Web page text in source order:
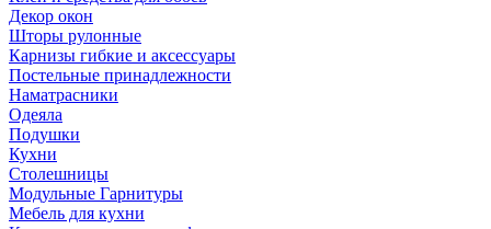
Декор окон
Шторы рулонные
Карнизы гибкие и аксессуары
Постельные принадлежности
Наматрасники
Одеяла
Подушки
Кухни
Столешницы
Модульные Гарнитуры
Мебель для кухни